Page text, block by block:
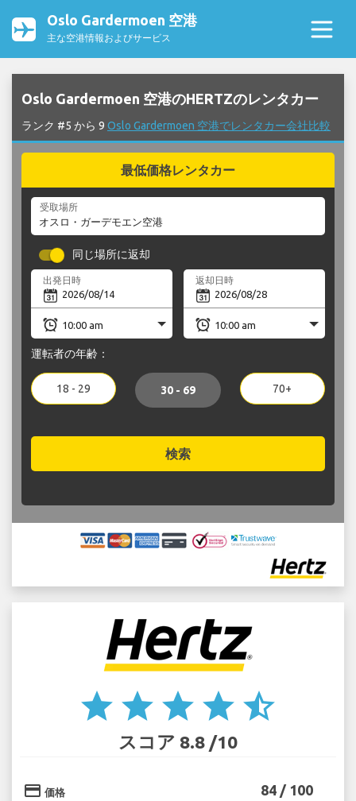
Oslo Gardermoen 空港
主な空港情報およびサービス
Oslo Gardermoen 空港のHERTZのレンタカー
ランク #5 から 9 Oslo Gardermoen 空港でレンタカー会社比較
最低価格レンタカー
受取場所
同じ場所に返却
出発日時 返却日時
運転者の年齢：
18 - 29 30 - 69 70+
検索
star star star star star_half
スコア 8.8 /10
credit_card 価格 84 / 100